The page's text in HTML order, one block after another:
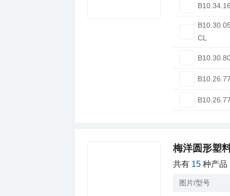
CL
梅洋圆形塑
共有 15 种产品
图片/型号